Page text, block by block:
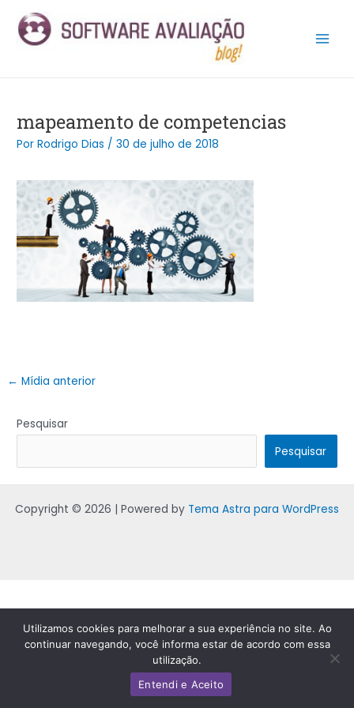
para
mapeamento de competencias
PorRodrigo Dias /30 de julho de 2018
navigation
← Mídia anterior
Pesquisar
Pesquisar
Copyright © 2026 | Powered by Tema Astra para WordPress
Utilizamos cookies para melhorar a sua experiência no site. Ao
continuar navegando, você informa estar de acordo com essa
utilização.
Entendi e Aceito